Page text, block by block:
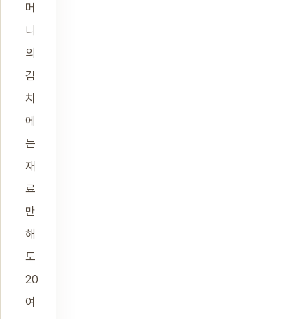
머
니
의
김
치
에
는
재
료
만
해
도
20
여